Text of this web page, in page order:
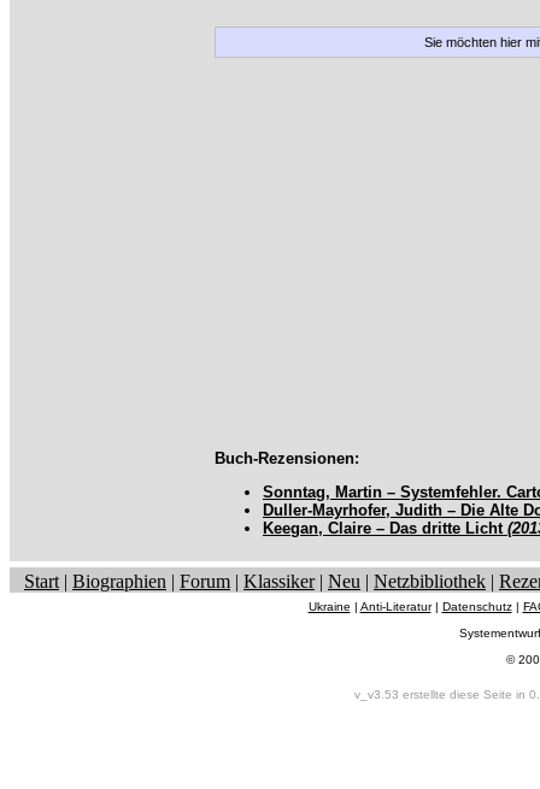
Sie möchten hier
Buch-Rezensionen:
Sonntag, Martin – Systemfehler.
Duller-Mayrhofer, Judith – Die Alte
Keegan, Claire – Das dritte Licht
Start | Biographien | Forum | Klassiker| Neu | Netzbibliothek |
Ukraine | Anti-Literatur| Datenschutz|
©
v_v3.53 erstellte diese Seite in